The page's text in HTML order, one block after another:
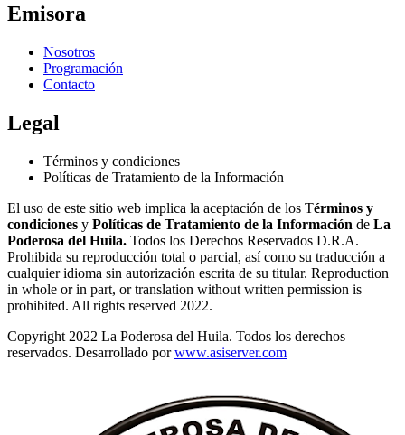
Emisora
Nosotros
Programación
Contacto
Legal
Términos y condiciones
Políticas de Tratamiento de la Información
El uso de este sitio web implica la aceptación de los Términos y
condiciones y Políticas de Tratamiento de la Información de La
Poderosa del Huila. Todos los Derechos Reservados D.R.A.
Prohibida su reproducción total o parcial, así como su traducción a
cualquier idioma sin autorización escrita de su titular. Reproduction
in whole or in part, or translation without written permission is
prohibited. All rights reserved 2022.
Copyright 2022 La Poderosa del Huila. Todos los derechos
reservados. Desarrollado porwww.asiserver.com